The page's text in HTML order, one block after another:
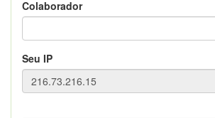
Colaborador
Seu IP